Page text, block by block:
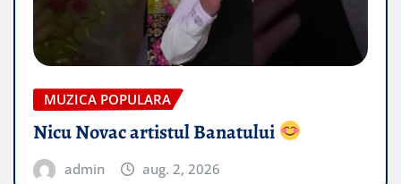
MUZICA POPULARA
Nicu Novac artistul Banatului
admin aug. 2, 2026